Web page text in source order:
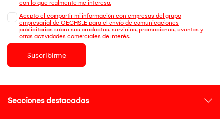
con lo que realmente me interesa.
Acepto el compartir mi información con empresas del grupo
empresarial de OECHSLE para el envío de comunicaciones
publicitarias sobre sus productos, servicios, promociones, eventos y
otras actividades comerciales de interés.
Suscribirme
Secciones destacadas